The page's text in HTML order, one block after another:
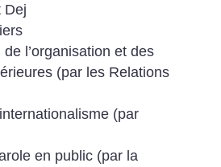
Dej
l’organisation et des
(par les Relations
(par
en public (par la